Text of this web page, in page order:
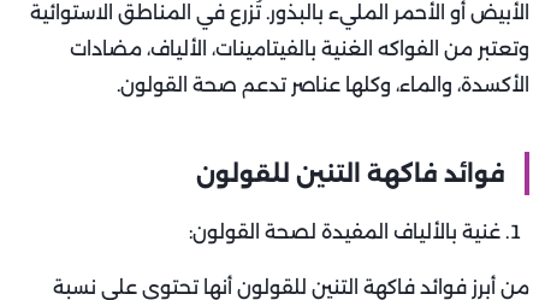
الأبيض أو الأحمر المليء بالبذور. تُزرع في المناطق الاستوائية
وتعتبر من الفواكه الغنية بالفيتامينات، الألياف، مضادات
الأكسدة، والماء، وكلها عناصر تدعم صحة القولون.
فوائد فاكهة التنين للقولون
غنية بالألياف المفيدة لصحة القولون:
من أبرز فوائد فاكهة التنين للقولون أنها تحتوي على نسبة